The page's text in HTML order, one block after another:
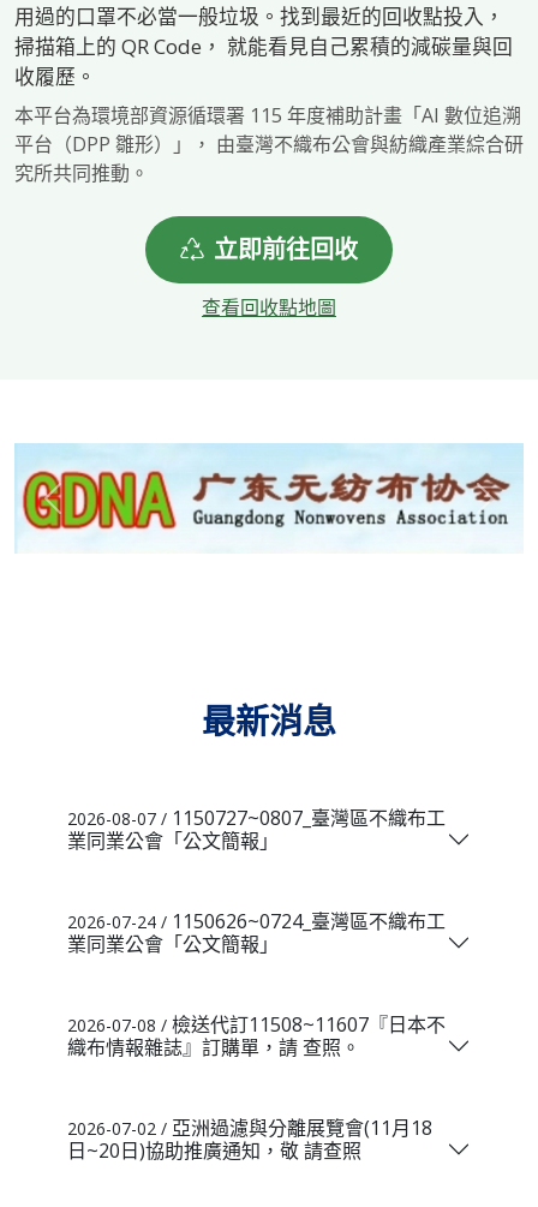
用過的口罩不必當一般垃圾。找到最近的回收點投入，
掃描箱上的 QR Code， 就能看見自己累積的減碳量與回
收履歷。
本平台為環境部資源循環署 115 年度補助計畫「AI 數位追溯
平台（DPP 雛形）」， 由臺灣不織布公會與紡織產業綜合研
究所共同推動。
立即前往回收
查看回收點地圖
最新消息
2026-08-07 / 1150727~0807_臺灣區不織布工
業同業公會「公文簡報」
2026-07-24 / 1150626~0724_臺灣區不織布工
業同業公會「公文簡報」
2026-07-08 / 檢送代訂11508~11607『日本不
織布情報雜誌』訂購單，請 查照。
2026-07-02 / 亞洲過濾與分離展覽會(11月18
日~20日)協助推廣通知，敬 請查照